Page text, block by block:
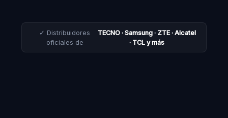
✓ Distribuidores
oficiales de
TECNO · Samsung · ZTE · Alcatel
· TCL y más